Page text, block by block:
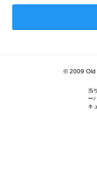
© 2009 Old
当
ー
キ